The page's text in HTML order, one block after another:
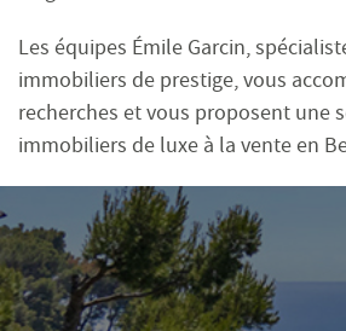
Les équipes Émile Garcin,
immobiliers de prestige, vous
recherches et vous proposent une
immobiliers de luxe à la vente en